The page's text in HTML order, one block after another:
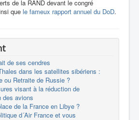
de la RAND devant le congré
que le fameux rapport annuel du DoD.
de ses cendres
dans les satellites sibériens :
ou Retraite de Russie ?
visant à la réduction de
des avions
de la France en Libye ?
d´Air France et vous